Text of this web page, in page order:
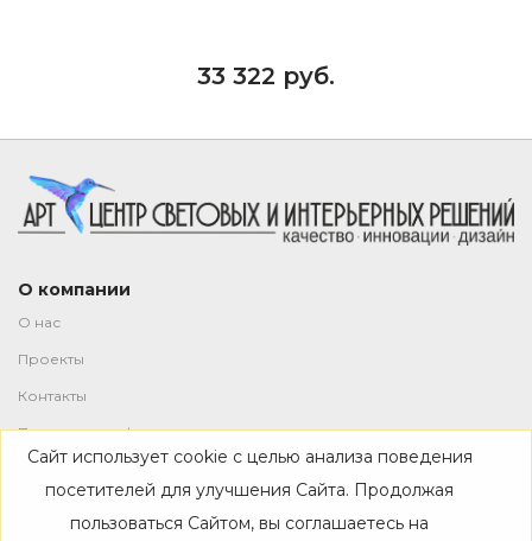
33 322 руб.
О компании
О нас
Проекты
Контакты
Политика конфиденциальности
Магазин
Каталог
Сайт использует cookie с целью анализа поведения
посетителей для улучшения Сайта. Продолжая
пользоваться Сайтом, вы соглашаетесь на